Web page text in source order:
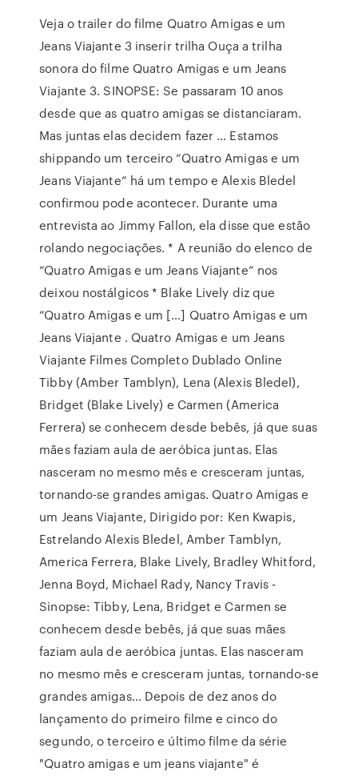
Veja o trailer do filme Quatro Amigas e um
Jeans Viajante 3 inserir trilha Ouça a trilha
sonora do filme Quatro Amigas e um Jeans
Viajante 3. SINOPSE: Se passaram 10 anos
desde que as quatro amigas se distanciaram.
Mas juntas elas decidem fazer … Estamos
shippando um terceiro “Quatro Amigas e um
Jeans Viajante” há um tempo e Alexis Bledel
confirmou pode acontecer. Durante uma
entrevista ao Jimmy Fallon, ela disse que estão
rolando negociações. * A reunião do elenco de
“Quatro Amigas e um Jeans Viajante” nos
deixou nostálgicos * Blake Lively diz que
“Quatro Amigas e um […] Quatro Amigas e um
Jeans Viajante . Quatro Amigas e um Jeans
Viajante Filmes Completo Dublado Online
Tibby (Amber Tamblyn), Lena (Alexis Bledel),
Bridget (Blake Lively) e Carmen (America
Ferrera) se conhecem desde bebês, já que suas
mães faziam aula de aeróbica juntas. Elas
nasceram no mesmo mês e cresceram juntas,
tornando-se grandes amigas. Quatro Amigas e
um Jeans Viajante, Dirigido por: Ken Kwapis,
Estrelando Alexis Bledel, Amber Tamblyn,
America Ferrera, Blake Lively, Bradley Whitford,
Jenna Boyd, Michael Rady, Nancy Travis -
Sinopse: Tibby, Lena, Bridget e Carmen se
conhecem desde bebês, já que suas mães
faziam aula de aeróbica juntas. Elas nasceram
no mesmo mês e cresceram juntas, tornando-se
grandes amigas… Depois de dez anos do
lançamento do primeiro filme e cinco do
segundo, o terceiro e último filme da série
"Quatro amigas e um jeans viajante" é